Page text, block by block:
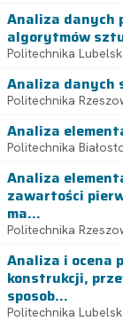
Analiza danych
algorytmów
Politechnika
Analiza danych
Politechnika
Analiza
Politechnika
Analiza
zawartości
ma...
Politechnika
Analiza i ocena
konstrukcji,
sposob...
Politechnika